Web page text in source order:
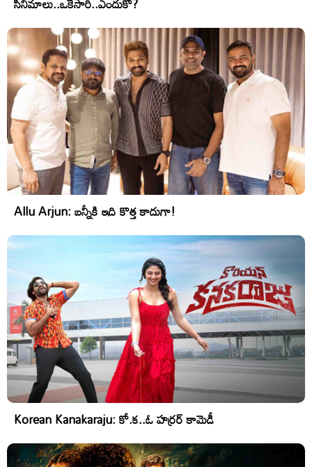
Allu Arjun: బన్నీకి ఇది కొత్త కాదుగా!
Korean Kanakaraju: కో.క..ఓ హర్రర్ కామెడీ